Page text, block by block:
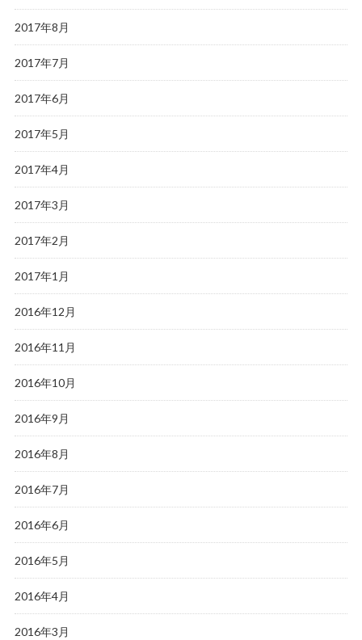
2017年8月
2017年7月
2017年6月
2017年5月
2017年4月
2017年3月
2017年2月
2017年1月
2016年12月
2016年11月
2016年10月
2016年9月
2016年8月
2016年7月
2016年6月
2016年5月
2016年4月
2016年3月